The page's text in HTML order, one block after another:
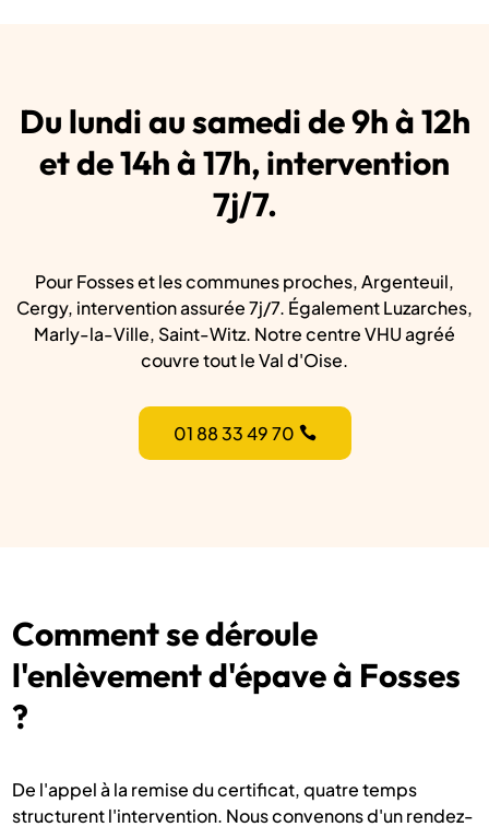
Du lundi au samedi de 9h à 12h
et de 14h à 17h, intervention
7j/7.
Pour Fosses et les communes proches, Argenteuil,
Cergy, intervention assurée 7j/7. Également Luzarches,
Marly-la-Ville, Saint-Witz. Notre centre VHU agréé
couvre tout le Val d'Oise.
01 88 33 49 70
Comment se déroule
l'enlèvement d'épave à Fosses
?
De l'appel à la remise du certificat, quatre temps
structurent l'intervention. Nous convenons d'un rendez-